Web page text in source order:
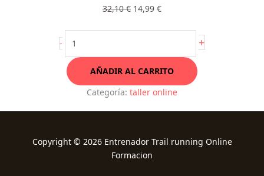
32,10€ 14,99 €
- +
AÑADIR AL CARRITO
Categoría: taller online
Copyright © 2026 Entrenador Trail running Online
Formacion